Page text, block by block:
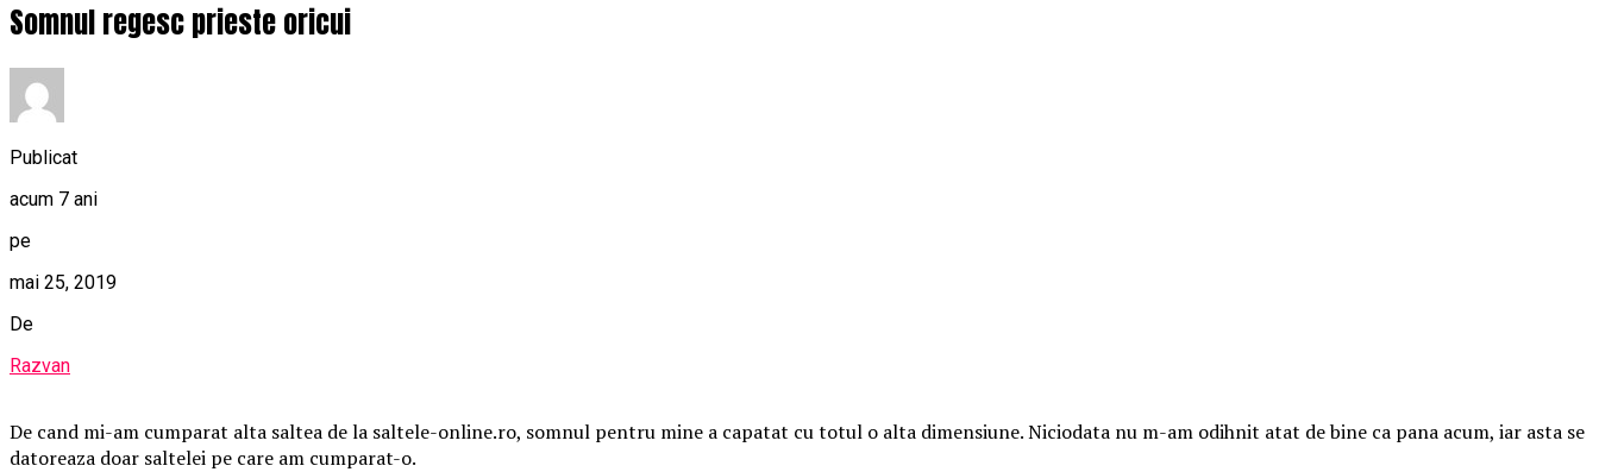
Somnul regesc prieste oricui
Publicat
acum 7 ani
pe
mai 25, 2019
De
Razvan
De cand mi-am cumparat alta saltea de la saltele-online.ro, somnul pentru mine a capatat cu totul o alta dimensiune. Niciodata nu m-am odihnit atat de bine ca pana acum, iar asta se
datoreaza doar saltelei pe care am cumparat-o.